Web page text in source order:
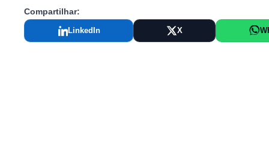
Compartilhar:
LinkedIn X